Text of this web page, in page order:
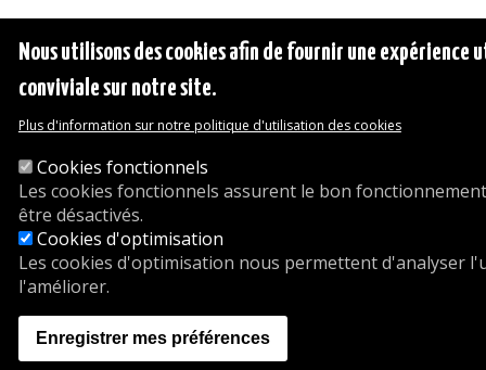
Nous utilisons des cookies afin de fournir une
conviviale sur notre site.
Plus d'information sur notre politique d'utilisation des cookies
Cookies fonctionnels
Les cookies fonctionnels assurent le bon
être désactivés.
Cookies d'optimisation
Les cookies d'optimisation nous permettent d'analyser
l'améliorer.
Enregistrer mes préférences